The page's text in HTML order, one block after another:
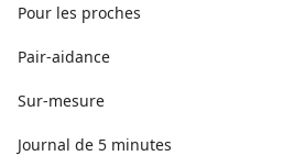
Pour les proches
Pair-aidance
Sur-mesure
Journal de 5 minutes